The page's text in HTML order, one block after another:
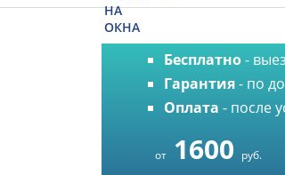
Рамочные
Вставные
Раздвижные
Рамочная USN
Бесплатно-
Гарантия- по
Оплата - после
от 1600 руб.